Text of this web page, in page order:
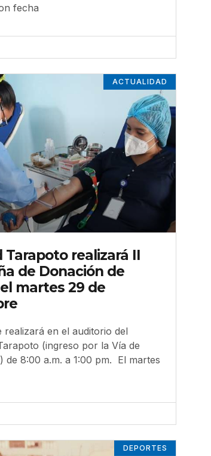
fecha
ACTUALIDAD
Tarapoto realizará II
de Donación de
martes 29 de
realizará en el auditorio del
(ingreso por la Vía de
de 8:00 a.m. a 1:00 pm. El martes
DEPORTES